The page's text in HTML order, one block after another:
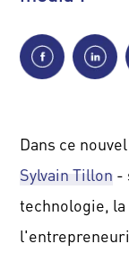
Dans ce
Sylvain Tillon -
technologie,